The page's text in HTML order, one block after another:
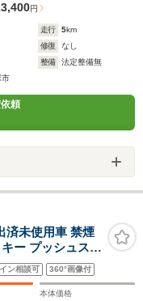
円
走行 5km
修復
なし
整備
法定整備無
市
頼
未使用車 禁煙
ー プッシュスタ
アイドリングス
アリング パワ
ン相談可 360°画像付
本体価格